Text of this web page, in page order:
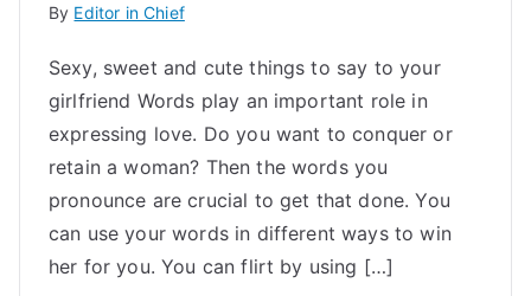
By Editor in Chief
Sexy, sweet and cute things to say to your
girlfriend Words play an important role in
expressing love. Do you want to conquer or
retain a woman? Then the words you
pronounce are crucial to get that done. You
can use your words in different ways to win
her for you. You can flirt by using […]